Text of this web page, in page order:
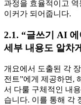
과정을 효율적이고
이커가 되어줍니다.
2.1. “글쓰기 AI
세부 내용도 알차
개요에서 도출된 각
전트”에게 제공하면,
서 다룰 구체적인 내
습니다. 이를 통해 각